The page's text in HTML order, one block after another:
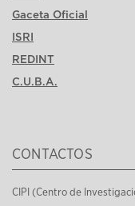
Gaceta Oficial
ISRI
REDINT
C.U.B.A.
CONTACTOS
CIPI (Centro de